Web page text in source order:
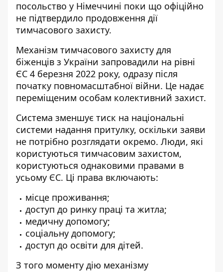
посольство у Німеччині поки що офіційно
не підтвердило продовження дії
тимчасового захисту.
Механізм тимчасового захисту для
біженців з України запровадили на рівні
ЄС 4 березня 2022 року, одразу після
початку повномасштабної війни. Це надає
переміщеним особам колективний захист.
Система зменшує тиск на національні
системи надання притулку, оскільки заяви
не потрібно розглядати окремо. Люди, які
користуються тимчасовим захистом,
користуються однаковими правами в
усьому ЄС. Ці права включають:
місце проживання;
доступ до ринку праці та житла;
медичну допомогу;
соціальну допомогу;
доступ до освіти для дітей.
З того моменту дію механізму